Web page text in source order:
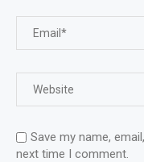
Save my name,
next time I comment.